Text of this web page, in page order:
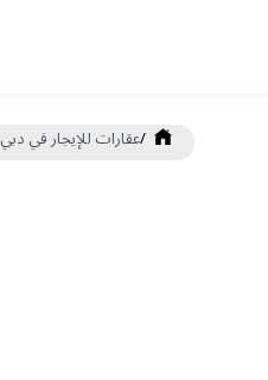
/عقارات للإيجار في دبي